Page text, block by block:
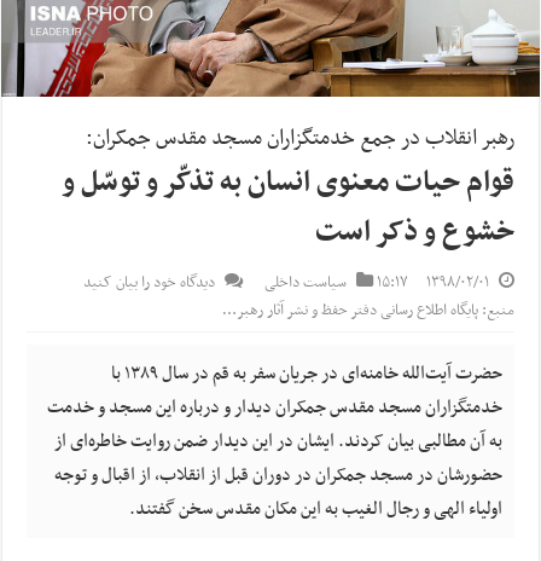
رهبر انقلاب در جمع خدمتگزاران مسجد مقدس جمکران:
قوام حیات معنوی انسان به تذکّر و توسّل و
خشوع و ذکر است
۱۳۹۸/۰۲/۰۱ ۱۵:۱۷ سیاست داخلی
دیدگاه خود را بیان کنید
منبع: پایگاه اطلاع رسانی دفتر حفظ و نشر آثار رهبر…
حضرت آیت‌الله خامنه‌ای در جریان سفر به قم در سال ۱۳۸۹ با
خدمتگزاران مسجد مقدس جمکران دیدار و درباره این مسجد و خدمت
به آن مطالبی بیان کردند. ایشان در این دیدار ضمن روایت خاطره‌ای از
حضورشان در مسجد جمکران در دوران قبل از انقلاب، از اقبال و توجه
اولیاء الهی و رجال الغیب به این مکان مقدس سخن گفتند.